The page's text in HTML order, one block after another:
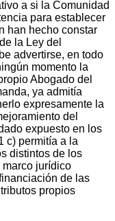
a si la Comunidad
para establecer
han hecho constar
la Ley del
advertirse, en todo
momento la
Abogado del
ya admitía
expresamente la
del
expuesto en los
c) permitía a la
distintos de los
jurídico
de las
propios